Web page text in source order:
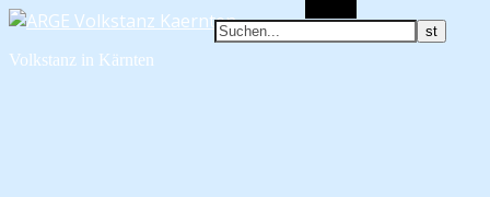
Volkstanz in Kärnten